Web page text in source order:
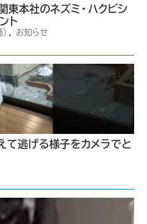
関東本社のネズミ・ハクビシ
ト
,
お知らせ
て逃げる様子をカメラでと